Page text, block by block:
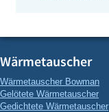
Wärmetauscher
Wärmetauscher Bowman
Gelötete Wärmetauscher
Gedichtete Wärmetauscher